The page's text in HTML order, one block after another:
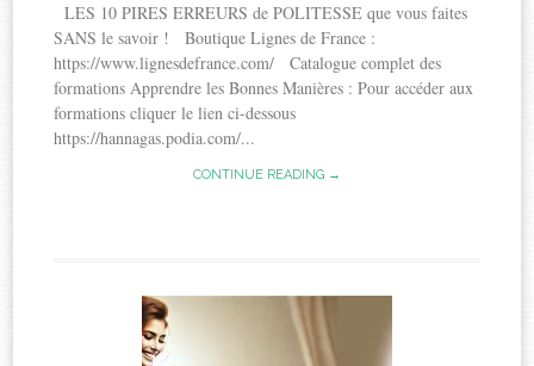
LES 10 PIRES ERREURS de POLITESSE que vous faites
SANS le savoir ! Boutique Lignes de France :
https://www.lignesdefrance.com/ Catalogue complet des
formations Apprendre les Bonnes Manières : Pour accéder aux
formations cliquer le lien ci-dessous
https://hannagas.podia.com/...
CONTINUE READING →